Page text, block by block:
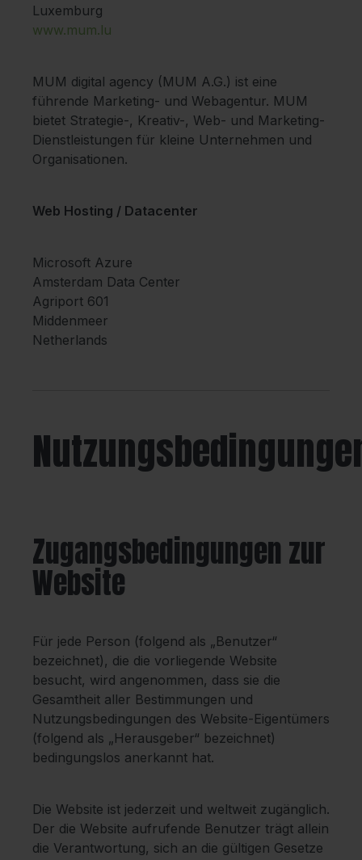
Luxemburg
www.mum.lu
MUM digital agency (MUM A.G.) ist eine
führende Marketing- und Webagentur. MUM
bietet Strategie-, Kreativ-, Web- und Marketing-
Dienstleistungen für kleine Unternehmen und
Organisationen.
Web Hosting / Datacenter
Microsoft Azure
Amsterdam Data Center
Agriport 601
Middenmeer
Netherlands
Zugangsbedingungen zur
Website
Für jede Person (folgend als „Benutzer“
bezeichnet), die die vorliegende Website
besucht, wird angenommen, dass sie die
Gesamtheit aller Bestimmungen und
Nutzungsbedingungen des Website-Eigentümers
(folgend als „Herausgeber“ bezeichnet)
bedingungslos anerkannt hat.
Die Website ist jederzeit und weltweit zugänglich.
Der die Website aufrufende Benutzer trägt allein
die Verantwortung, sich an die gültigen Gesetze